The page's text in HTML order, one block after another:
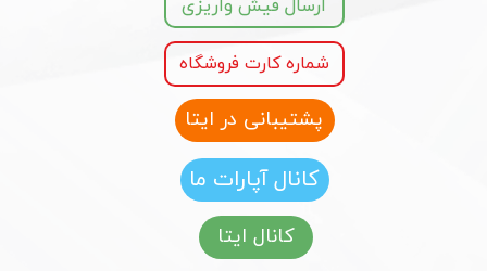
کانال آپارات ما
ارسال فیش واریزی
کانال ایتا
شماره کارت فروشگاه
پشتیبانی در ایتا